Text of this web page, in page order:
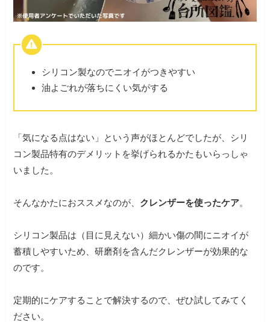
シリコン製なのでニオイがつきやすい
油よごれが落ちにくい気がする
「気になる点はない」という声がほとんどでしたが、シリ
コン製品特有のデメリットを挙げられるかたもいらっしゃ
いました。
そんなかたにおススメなのが、 クレンザーを使ったケア。
シリコン製品は（目に見えない）細かい傷の間にニオイが
蓄積しやすいため、研磨剤を含んだクレンザーが効果的な
のです。
定期的にケアすることで解決するので、ぜひ試してみてく
ださい。